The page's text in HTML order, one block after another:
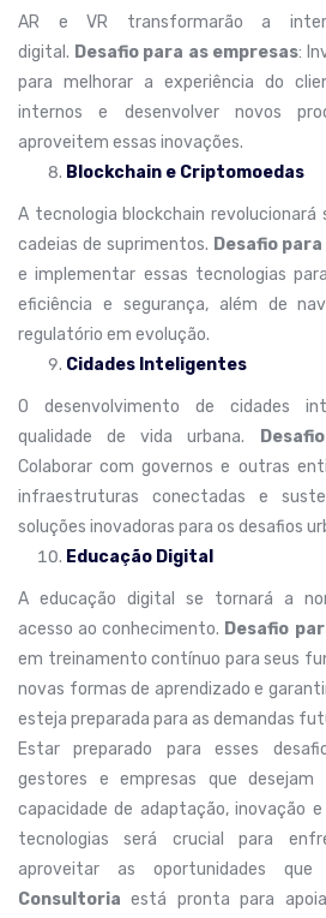
AR e VR transformarão a
digital. Desafio para as empresas:
para melhorar a experiência do
internos e desenvolver novos
aproveitem essas inovações.
Blockchain e Criptomoedas
A tecnologia blockchain
cadeias de suprimentos. Desafio
e implementar essas tecnologias
eficiência e segurança, além de
regulatório em evolução.
Cidades Inteligentes
O desenvolvimento de cidades
qualidade de vida urbana.
Colaborar com governos e outras
infraestruturas conectadas e
soluções inovadoras para os desafios
Educação Digital
A educação digital se tornará a
acesso ao conhecimento. Desafio
em treinamento contínuo para seus
novas formas de aprendizado e
esteja preparada para as demandas
Estar preparado para esses
gestores e empresas que
capacidade de adaptação, inovação
tecnologias será crucial para
aproveitar as oportunidades
Consultoria está pronta para